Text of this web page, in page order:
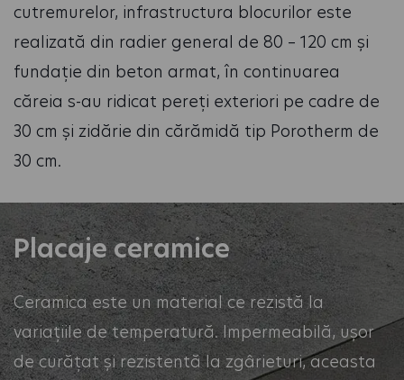
cutremurelor, infrastructura blocurilor este
realizată din radier general de 80 – 120 cm și
fundație din beton armat, în continuarea
căreia s-au ridicat pereți exteriori pe cadre de
30 cm și zidărie din cărămidă tip Porotherm de
30 cm.
Placaje ceramice
Ceramica este un material ce rezistă la
variațiile de temperatură. Impermeabilă, ușor
de curățat și rezistentă la zgârieturi, aceasta